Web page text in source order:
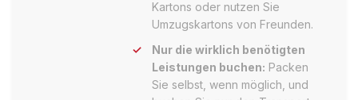
Kartons oder nutzen Sie
Umzugskartons von Freunden.
Nur die wirklich benötigten
Leistungen buchen: Packen
Sie selbst, wenn möglich, und